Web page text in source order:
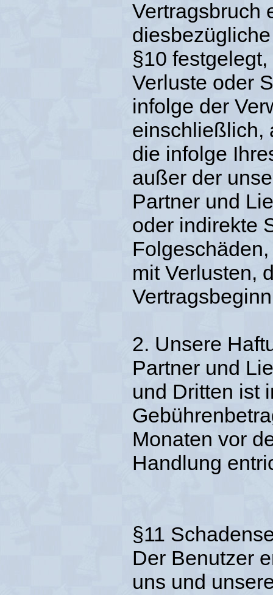
Vertragsbruch
§10
Verluste oder
infolge der
einschließlich,
die infolge
außer der
Partner und
oder indirekte
mit Verlusten,
2. Unsere
Partner und
und Dritten ist
Monaten vor
Handlung
§11
Der Benutzer
uns und